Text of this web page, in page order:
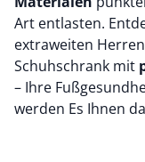
Art entlasten.
extraweiten
Schuhschrank mit
– Ihre
werden Es Ihnen